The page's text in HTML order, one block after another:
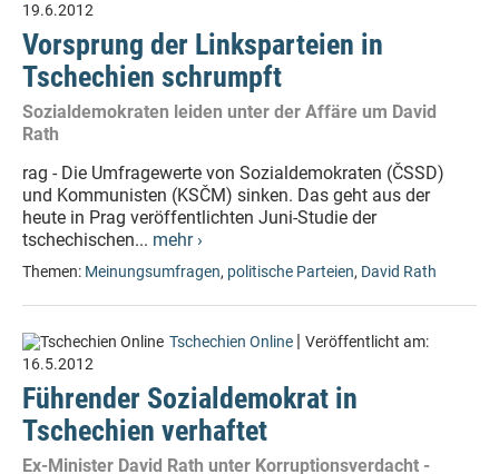
19.6.2012
Vorsprung der Linksparteien in
Tschechien schrumpft
Sozialdemokraten leiden unter der Affäre um David
Rath
rag - Die Umfragewerte von Sozialdemokraten (ČSSD)
und Kommunisten (KSČM) sinken. Das geht aus der
heute in Prag veröffentlichten Juni-Studie der
tschechischen... mehr ›
Themen: Meinungsumfragen, politische Parteien, David Rath
Tschechien Online | Veröffentlicht am:
16.5.2012
Führender Sozialdemokrat in
Tschechien verhaftet
Ex-Minister David Rath unter Korruptionsverdacht -